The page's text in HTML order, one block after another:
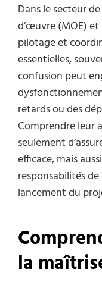
Dans le secteur
d’œuvre (MOE)
pilotage et
essentielles,
confusion peut
retards ou des
Comprendre leur
seulement
efficace, mais
responsabilités
lancement du
la